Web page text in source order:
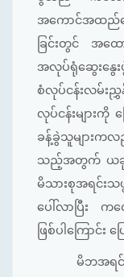
အကောင်အထည်ဖ
ခြင်းတွင် အ
အလုပ်ရုံဆွေးနွေ
စံလုပ်ငန်းလမ်းညွှ
လုပ်ငန်းများကို
ခန့်ခွဲသူများကလ
သည့်အတွက် ယခုလုပ်
မိသားစုအရင်းသ
ပေါ်လာပြီး က
ဖြစ်ပါကြောင်း
မိဘအရင်